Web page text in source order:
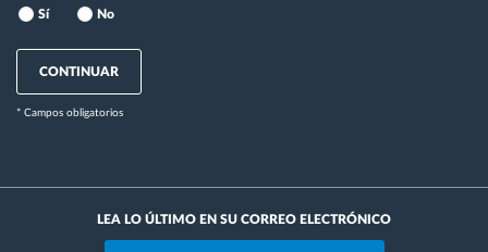
Sí No
CONTINUAR
* Campos obligatorios
LEA LO ÚLTIMO EN SU CORREO ELECTRÓNICO